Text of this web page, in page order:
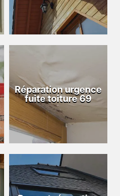
Réparation urgence
fuite toiture 69